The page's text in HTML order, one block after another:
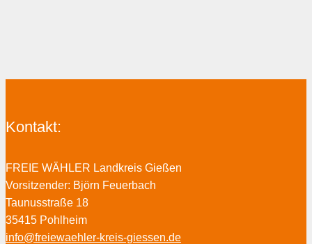
Kontakt:
FREIE WÄHLER Landkreis Gießen
Vorsitzender: Björn Feuerbach
Taunusstraße 18
35415 Pohlheim
info@freiewaehler-kreis-giessen.de